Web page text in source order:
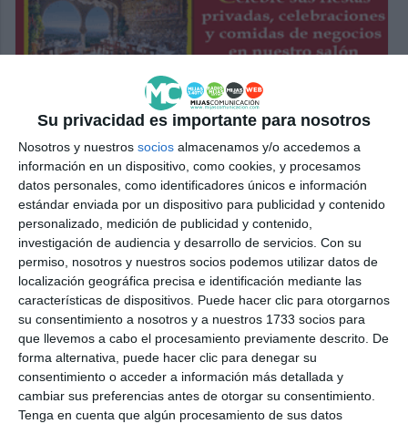
Su privacidad es importante para nosotros
Nosotros y nuestros socios almacenamos y/o accedemos a
información en un dispositivo, como cookies, y procesamos
datos personales, como identificadores únicos e información
estándar enviada por un dispositivo para publicidad y contenido
personalizado, medición de publicidad y contenido,
investigación de audiencia y desarrollo de servicios. Con su
permiso, nosotros y nuestros socios podemos utilizar datos de
localización geográfica precisa e identificación mediante las
características de dispositivos. Puede hacer clic para otorgarnos
su consentimiento a nosotros y a nuestros 1733 socios para
que llevemos a cabo el procesamiento previamente descrito. De
forma alternativa, puede hacer clic para denegar su
consentimiento o acceder a información más detallada y
cambiar sus preferencias antes de otorgar su consentimiento.
Tenga en cuenta que algún procesamiento de sus datos